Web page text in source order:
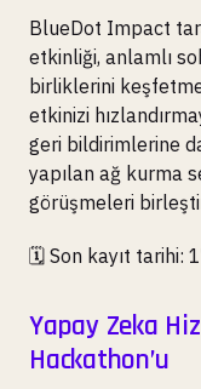
BlueDot Impact
etkinliği, anlamlı
birliklerini
etkinizi
geri bildirimlerine
yapılan ağ kurma
görüşmeleri
🗓️ Son kayıt tarihi:
Yapay Zeka
Hackathon’u